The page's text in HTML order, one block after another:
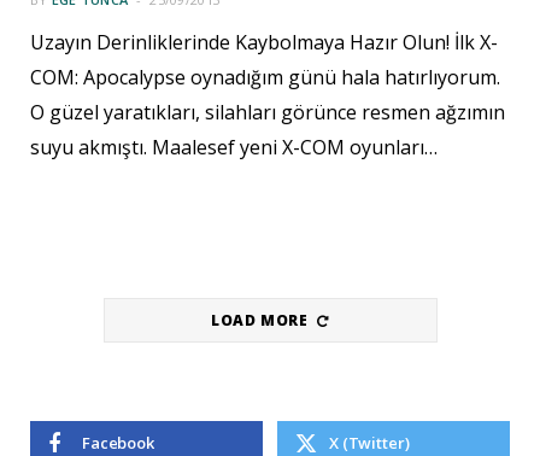
Uzayın Derinliklerinde Kaybolmaya Hazır Olun! İlk X-
COM: Apocalypse oynadığım günü hala hatırlıyorum.
O güzel yaratıkları, silahları görünce resmen ağzımın
suyu akmıştı. Maalesef yeni X-COM oyunları…
LOAD MORE
Facebook X (Twitter)